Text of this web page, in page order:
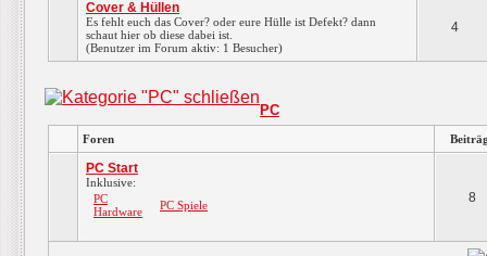
Cover & Hüllen
Es fehlt euch das Cover? oder eure Hülle ist Defekt? dann
schaut hier ob diese dabei ist.
(Benutzer im Forum aktiv: 1 Besucher)
4
PC
Foren
PC Start
Inklusive:
PC
Hardware
PC Spiele 8